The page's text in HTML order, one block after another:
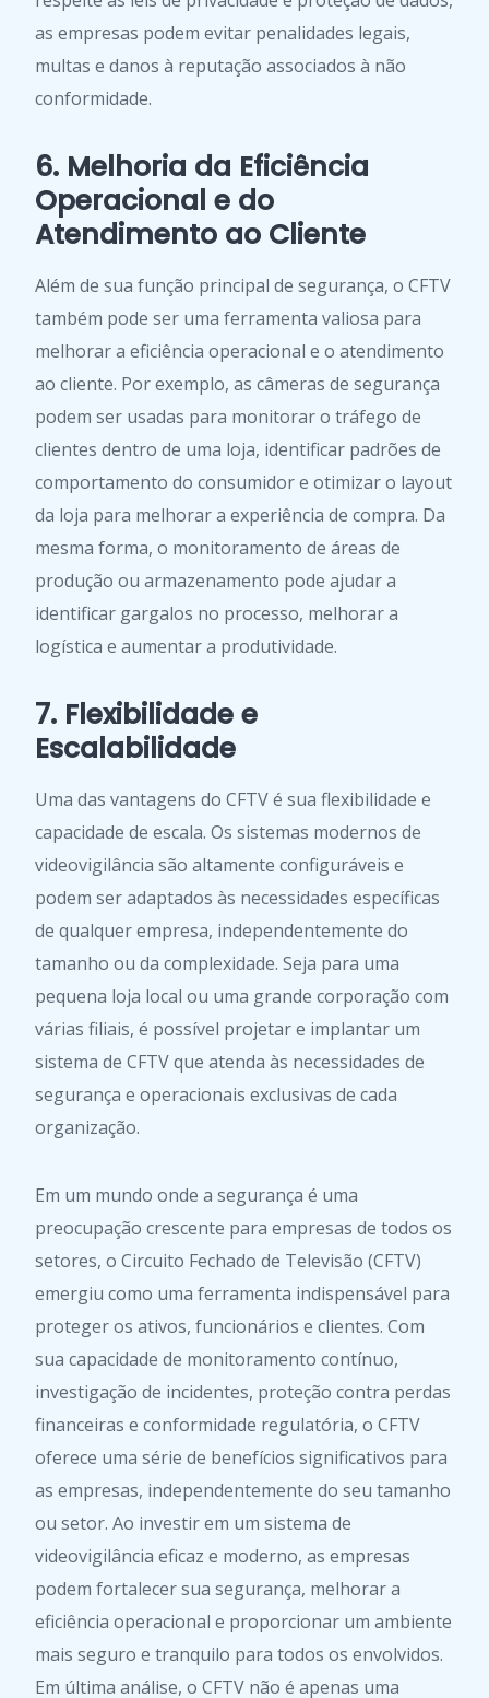
as empresas podem evitar penalidades legais,
multas e danos à reputação associados à não
conformidade.
6. Melhoria da Eficiência
Operacional e do
Atendimento ao Cliente
Além de sua função principal de segurança, o CFTV
também pode ser uma ferramenta valiosa para
melhorar a eficiência operacional e o atendimento
ao cliente. Por exemplo, as câmeras de segurança
podem ser usadas para monitorar o tráfego de
clientes dentro de uma loja, identificar padrões de
comportamento do consumidor e otimizar o layout
da loja para melhorar a experiência de compra. Da
mesma forma, o monitoramento de áreas de
produção ou armazenamento pode ajudar a
identificar gargalos no processo, melhorar a
logística e aumentar a produtividade.
7. Flexibilidade e
Escalabilidade
Uma das vantagens do CFTV é sua flexibilidade e
capacidade de escala. Os sistemas modernos de
videovigilância são altamente configuráveis e
podem ser adaptados às necessidades específicas
de qualquer empresa, independentemente do
tamanho ou da complexidade. Seja para uma
pequena loja local ou uma grande corporação com
várias filiais, é possível projetar e implantar um
sistema de CFTV que atenda às necessidades de
segurança e operacionais exclusivas de cada
organização.
Em um mundo onde a segurança é uma
preocupação crescente para empresas de todos os
setores, o Circuito Fechado de Televisão (CFTV)
emergiu como uma ferramenta indispensável para
proteger os ativos, funcionários e clientes. Com
sua capacidade de monitoramento contínuo,
investigação de incidentes, proteção contra perdas
financeiras e conformidade regulatória, o CFTV
oferece uma série de benefícios significativos para
as empresas, independentemente do seu tamanho
ou setor. Ao investir em um sistema de
videovigilância eficaz e moderno, as empresas
podem fortalecer sua segurança, melhorar a
eficiência operacional e proporcionar um ambiente
mais seguro e tranquilo para todos os envolvidos.
Em última análise, o CFTV não é apenas uma